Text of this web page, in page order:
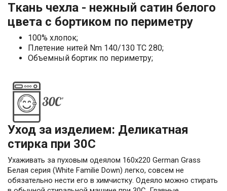
Ткань чехла - нежный сатин белого
цвета с бортиком по периметру
100% хлопок;
Плетение нитей Nm 140/130 TC 280;
Объемный бортик по периметру;
Уход за изделием: Деликатная
стирка при 30С
Ухаживать за пуховым одеялом 160х220 German Grass
Белая серия (White Familie Down) легко, совсем не
обязательно нести его в химчистку. Одеяло можно стирать